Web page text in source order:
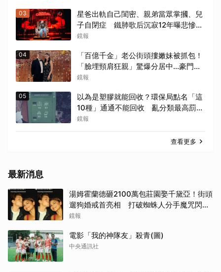
03
星爸出軌自己閨密、親弟當眾掌摑、兒
子自閉症 鐵肺歌后沉寂12年曝悲慘人
生
鏡報
04
「百億千金」老公街頭摟嫩妹被抓包！
「臉埋頸肩狂親」驚爆分居中...豪門婚
變+1
鏡報
05
以為是塑膠就能回收？環保局點名「這
10種」通通不能回收 亂分類最高罰6
千
鏡報
查看更多
最新消息
湯姆霍蘭德砸2100萬包莊園娶千黛亞！街頭
遛狗婚戒首亮相 打破蜘蛛人分手魔咒閃爆
全場
鏡報
電影「我的神隊友」殺青(圖)
中央通訊社